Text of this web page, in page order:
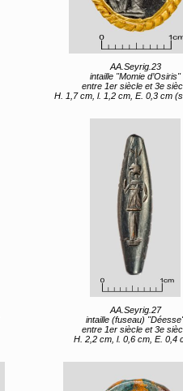
AA.Seyrig.23
intaille "Momie d’Osiris"
entre 1er siècle et 3e
H. 1,7 cm, l. 1,2 cm, E. 0,3 cm (sans
AA.Seyrig.27
intaille (fuseau)
entre 1er siècle et 3e
H. 2,2 cm, l. 0,6 cm, E. 0,4